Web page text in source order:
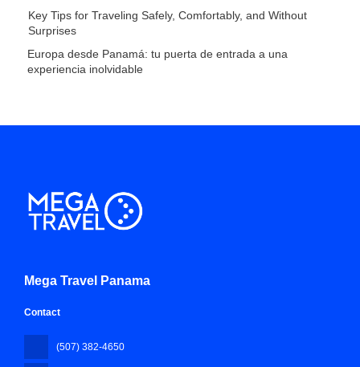
Key Tips for Traveling Safely, Comfortably, and Without
Surprises
Europa desde Panamá: tu puerta de entrada a una
experiencia inolvidable
Mega Travel Panama
Contact
(507) 382-4650